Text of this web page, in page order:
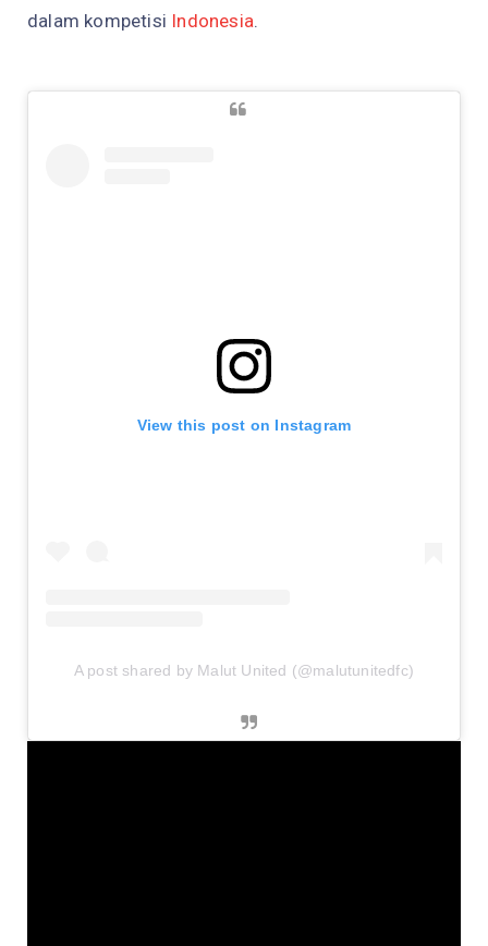
dalam kompetisi Indonesia.
View this post on Instagram
A post shared by Malut United (@malutunitedfc)